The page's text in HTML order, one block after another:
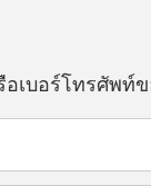
อเบอร์โทรศัพ